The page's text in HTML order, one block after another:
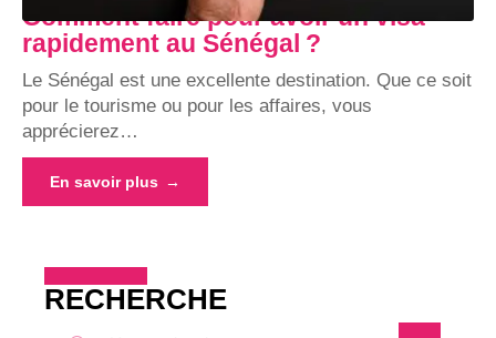
Comment faire pour avoir un visa
rapidement au Sénégal ?
Le Sénégal est une excellente destination. Que ce soit
pour le tourisme ou pour les affaires, vous
apprécierez…
En savoir plus
RECHERCHE